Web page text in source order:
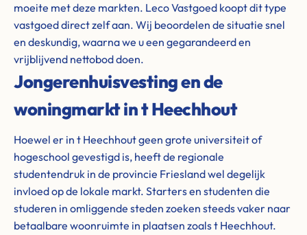
moeite met deze markten. Leco Vastgoed koopt dit type
vastgoed direct zelf aan. Wij beoordelen de situatie snel
en deskundig, waarna we u een gegarandeerd en
vrijblijvend nettobod doen.
Jongerenhuisvesting en de
woningmarkt in t Heechhout
Hoewel er in t Heechhout geen grote universiteit of
hogeschool gevestigd is, heeft de regionale
studentendruk in de provincie Friesland wel degelijk
invloed op de lokale markt. Starters en studenten die
studeren in omliggende steden zoeken steeds vaker naar
betaalbare woonruimte in plaatsen zoals t Heechhout.